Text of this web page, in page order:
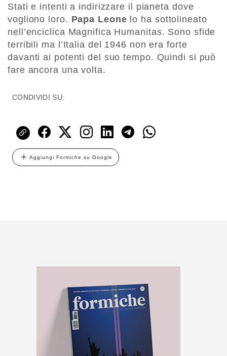
Stati e intenti a indirizzare il pianeta dove
vogliono loro. Papa Leone lo ha sottolineato
nell’enciclica Magnifica Humanitas. Sono sfide
terribili ma l’Italia del 1946 non era forte
davanti ai potenti del suo tempo. Quindi si può
fare ancora una volta.
CONDIVIDI SU:
Aggiungi Formiche su Google